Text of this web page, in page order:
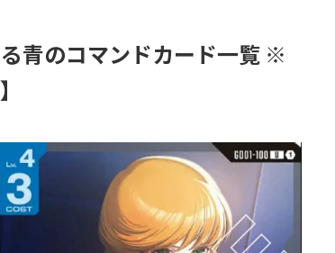
る青のコマンドカード一覧 ※